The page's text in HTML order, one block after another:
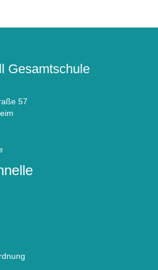
Gesamtschule
57